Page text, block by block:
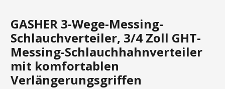
GASHER 3-Wege-Messing-
Schlauchverteiler, 3/4 Zoll GHT-
Messing-Schlauchhahnverteiler
mit komfortablen
Verlängerungsgriffen